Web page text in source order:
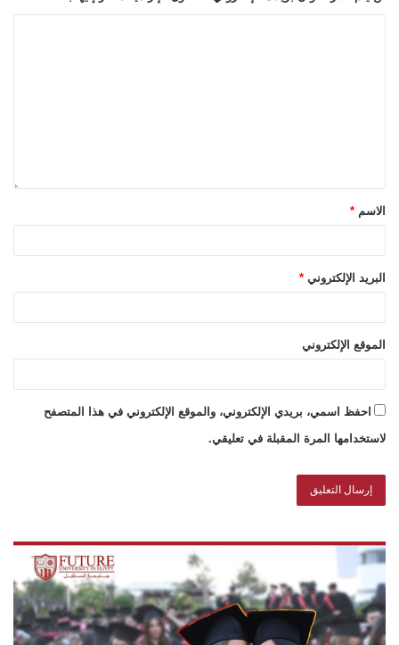
الاسم *
البريد الإلكتروني *
الموقع الإلكتروني
احفظ اسمي، بريدي الإلكتروني، والموقع الإلكتروني في هذا المتصفح
لاستخدامها المرة المقبلة في تعليقي.